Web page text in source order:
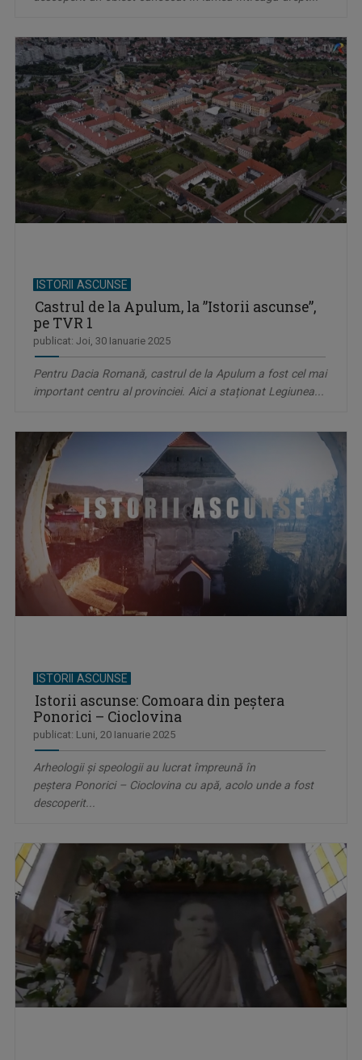
ISTORII ASCUNSE
Castrul de la Apulum, la ”Istorii ascunse”,
pe TVR 1
publicat: Joi, 30 Ianuarie 2025
Pentru Dacia Romană, castrul de la Apulum a fost cel mai
important centru al provinciei. Aici a staționat Legiunea...
ISTORII ASCUNSE
Istorii ascunse: Comoara din peştera
Ponorici – Cioclovina
publicat: Luni, 20 Ianuarie 2025
Arheologii și speologii au lucrat împreună în
peştera Ponorici – Cioclovina cu apă, acolo unde a fost
descoperit...